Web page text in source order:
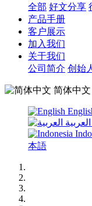
全部 好文分享
产品手册
客户展示
加入我们
关于我们
公司简介 创始
简体中文
本語